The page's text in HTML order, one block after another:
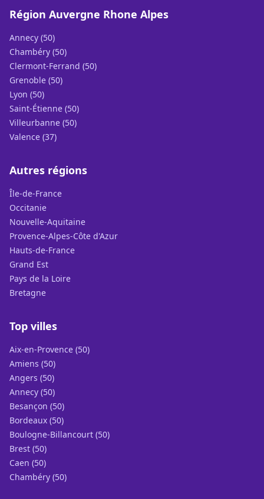
Région Auvergne Rhone Alpes
Annecy (50)
Chambéry (50)
Clermont-Ferrand (50)
Grenoble (50)
Lyon (50)
Saint-Étienne (50)
Villeurbanne (50)
Valence (37)
Autres régions
Île-de-France
Occitanie
Nouvelle-Aquitaine
Provence-Alpes-Côte d'Azur
Hauts-de-France
Grand Est
Pays de la Loire
Bretagne
Top villes
Aix-en-Provence (50)
Amiens (50)
Angers (50)
Annecy (50)
Besançon (50)
Bordeaux (50)
Boulogne-Billancourt (50)
Brest (50)
Caen (50)
Chambéry (50)